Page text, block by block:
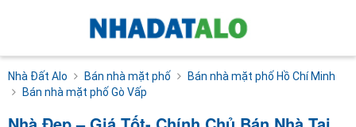
Nhà Đất Alo Bán nhà mặt phố
Bán nhà mặt phố Hồ Chí Minh
Bán nhà mặt phố Gò Vấp